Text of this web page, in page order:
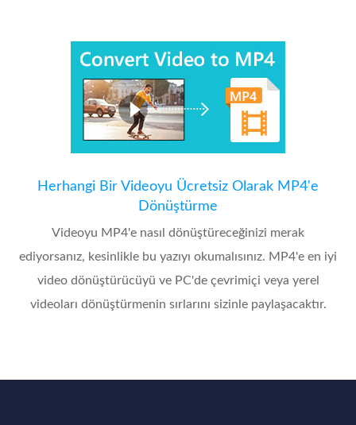
Herhangi Bir Videoyu Ücretsiz Olarak MP4'e
Dönüştürme
Videoyu MP4'e nasıl dönüştüreceğinizi merak
ediyorsanız, kesinlikle bu yazıyı okumalısınız. MP4'e en iyi
video dönüştürücüyü ve PC'de çevrimiçi veya yerel
videoları dönüştürmenin sırlarını sizinle paylaşacaktır.